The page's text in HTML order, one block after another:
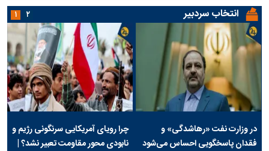
انتخاب سردبیر
در وزارت نفت «رهاشدگی» و
فقدان پاسخگویی احساس می‌شود
چرا رویای آمریکایی سرنگونی رژیم و
نابودی محور مقاومت تعبیر نشد؟ |
۱ ۲